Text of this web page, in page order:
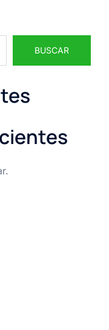
BUSCAR